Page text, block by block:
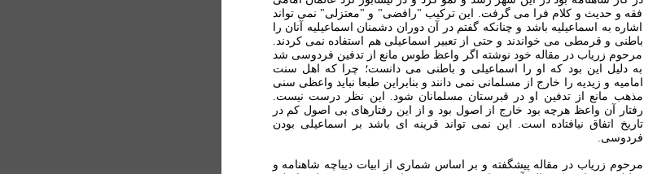
فقه و حديث و کلام فرا می گرفت. اين ترکيب "رافضی" و "معتزلی" نمی تواند
اشاره به اسماعيليه باشد و چنانکه گفتم در آن دوران دشمنان اسماعيليه آنان را
باطنی و قرمطی می خواندند و حتی از تعبير اسماعيلی هم استفاده نمی کردند.
مرحوم زرياب در مقاله خود نوشته اگر واعظ طوس مانع از تدفين فردوسی شد
به دليل اين بود که او را اسماعيلی و باطنی می دانست؛ چرا که اهل سنت
اماميه و زيديه را خارج از مسلمانی نمی دانند و بنابراين طبعا نبايد واعظی سنی
مذهب مانع از تدفين او در قبرستان مسلمانان شود. اين نظر درست نيست.
رفتار آن واعظ هرچه بود خارج از اصول بود و از اين رفتارهای بی اصول کم در
تاريخ اتفاق نيافتاده است. اين نمی تواند قرينه ای باشد بر اسماعيلی بودن
فردوسی.
مرحوم زرياب در مقاله پيشگفته و بر اساس شماری از ابيات ديباچه شاهنامه و